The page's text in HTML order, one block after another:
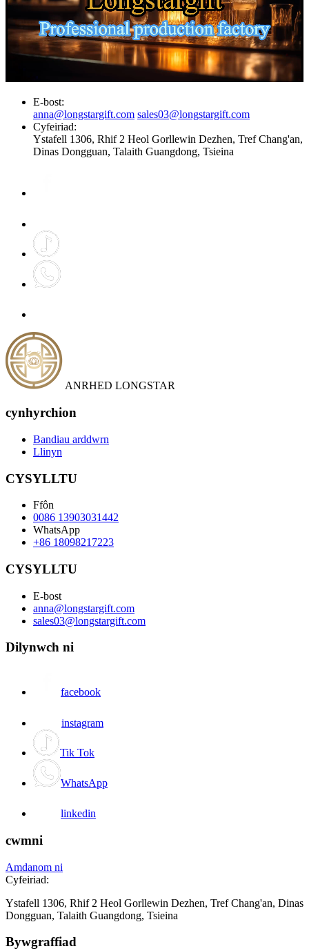
E-bost:
anna@longstargift.com sales03@longstargift.com
Cyfeiriad:
Ystafell 1306, Rhif 2 Heol Gorllewin Dezhen, Tref Chang'an,
Dinas Dongguan, Talaith Guangdong, Tsieina
ANRHED LONGSTAR
cynhyrchion
Bandiau arddwrn
Llinyn
CYSYLLTU
Ffôn
0086 13903031442
WhatsApp
+86 18098217223
CYSYLLTU
E-bost
anna@longstargift.com
sales03@longstargift.com
Dilynwch ni
facebook
instagram
Tik Tok
WhatsApp
linkedin
cwmni
Amdanom ni
Cyfeiriad:
Ystafell 1306, Rhif 2 Heol Gorllewin Dezhen, Tref Chang'an, Dinas
Dongguan, Talaith Guangdong, Tsieina
Bywgraffiad